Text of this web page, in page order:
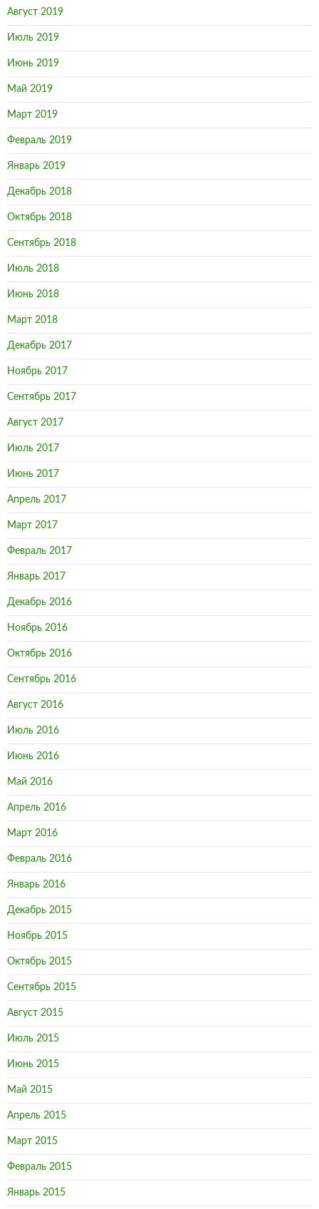
Август 2019
Июль 2019
Июнь 2019
Май 2019
Март 2019
Февраль 2019
Январь 2019
Декабрь 2018
Октябрь 2018
Сентябрь 2018
Июль 2018
Июнь 2018
Март 2018
Декабрь 2017
Ноябрь 2017
Сентябрь 2017
Август 2017
Июль 2017
Июнь 2017
Апрель 2017
Март 2017
Февраль 2017
Январь 2017
Декабрь 2016
Ноябрь 2016
Октябрь 2016
Сентябрь 2016
Август 2016
Июль 2016
Июнь 2016
Май 2016
Апрель 2016
Март 2016
Февраль 2016
Январь 2016
Декабрь 2015
Ноябрь 2015
Октябрь 2015
Сентябрь 2015
Август 2015
Июль 2015
Июнь 2015
Май 2015
Апрель 2015
Март 2015
Февраль 2015
Январь 2015